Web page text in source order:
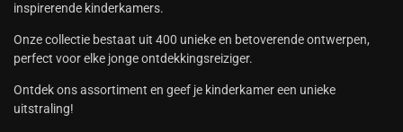
inspirerende kinderkamers.
Onze collectie bestaat uit 400 unieke en betoverende ontwerpen,
perfect voor elke jonge ontdekkingsreiziger.
Ontdek ons assortiment en geef je kinderkamer een unieke
uitstraling!